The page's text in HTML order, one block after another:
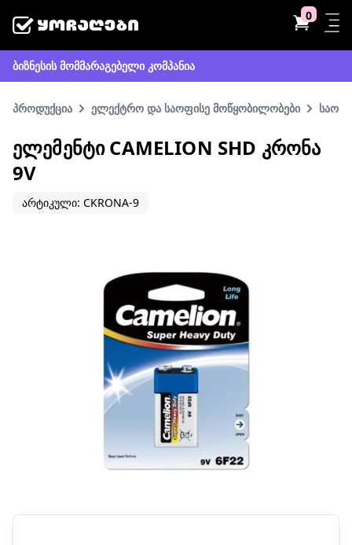
0
ბიზნესის მომმარაგებელი კომპანია
პროდუქცია ელექტრო და საოფისე მოწყობილობები
ᲔᲚᲔᲛᲔᲜᲢᲘ CAMELION SHD ᲙᲠᲝᲜᲐ
9V
არტიკული: CKRONA-9